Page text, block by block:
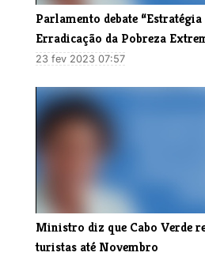
Parlamento debate
Erradicação da Pobreza
23 fev 2023 07:57
Ministro diz que Cabo Verde
turistas até Novembro